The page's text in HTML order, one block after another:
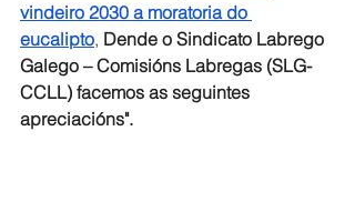
vindeiro 2030 a moratoria do
eucalipto, Dende o Sindicato Labrego
Galego – Comisións Labregas (SLG-
CCLL) facemos as seguintes
apreciacións".